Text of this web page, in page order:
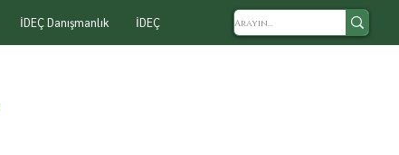
İDEÇ Danışmanlık İDEÇ